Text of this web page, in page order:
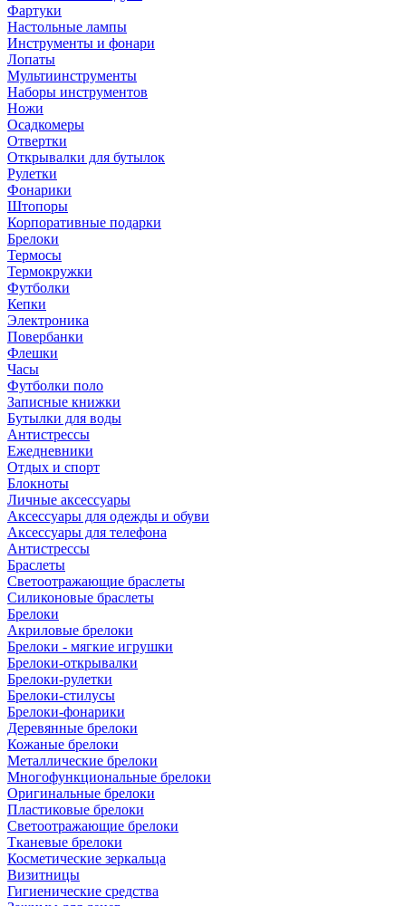
Фартуки
Настольные лампы
Инструменты и фонари
Лопаты
Мультиинструменты
Наборы инструментов
Ножи
Осадкомеры
Отвертки
Открывалки для бутылок
Рулетки
Фонарики
Штопоры
Корпоративные подарки
Брелоки
Термосы
Термокружки
Футболки
Кепки
Электроника
Повербанки
Флешки
Часы
Футболки поло
Записные книжки
Бутылки для воды
Антистрессы
Ежедневники
Отдых и спорт
Блокноты
Личные аксессуары
Аксессуары для одежды и обуви
Аксессуары для телефона
Антистрессы
Браслеты
Светоотражающие браслеты
Силиконовые браслеты
Брелоки
Акриловые брелоки
Брелоки - мягкие игрушки
Брелоки-открывалки
Брелоки-рулетки
Брелоки-стилусы
Брелоки-фонарики
Деревянные брелоки
Кожаные брелоки
Металлические брелоки
Многофункциональные брелоки
Оригинальные брелоки
Пластиковые брелоки
Светоотражающие брелоки
Тканевые брелоки
Косметические зеркальца
Визитницы
Гигиенические средства